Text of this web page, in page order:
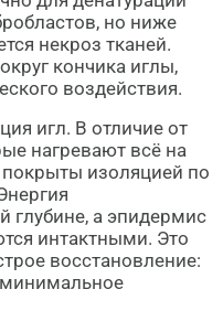
но ниже
некроз тканей.
кончика иглы,
воздействия.
игл. В отличие от
нагревают всё на
изоляцией по
глубине, а эпидермис
интактными. Это
восстановление:
минимальное